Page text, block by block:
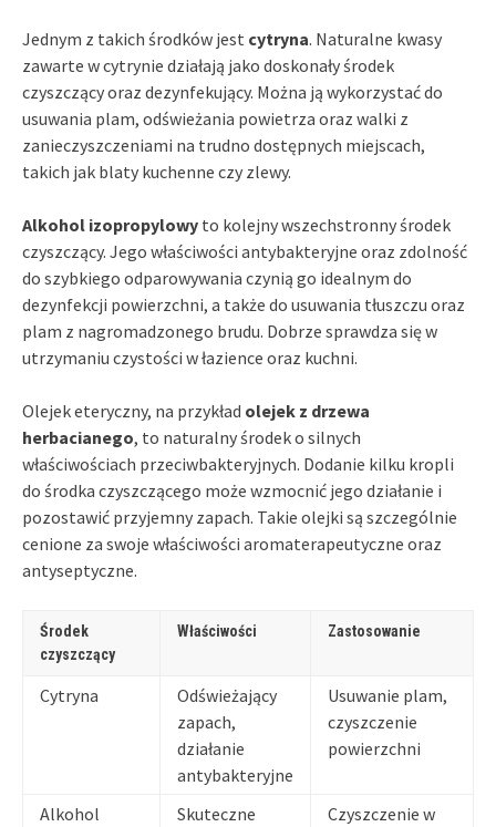
Jednym z takich środków jest cytryna. Naturalne kwasy
zawarte w cytrynie działają jako doskonały środek
czyszczący oraz dezynfekujący. Można ją wykorzystać do
usuwania plam, odświeżania powietrza oraz walki z
zanieczyszczeniami na trudno dostępnych miejscach,
takich jak blaty kuchenne czy zlewy.
Alkohol izopropylowy to kolejny wszechstronny środek
czyszczący. Jego właściwości antybakteryjne oraz zdolność
do szybkiego odparowywania czynią go idealnym do
dezynfekcji powierzchni, a także do usuwania tłuszczu oraz
plam z nagromadzonego brudu. Dobrze sprawdza się w
utrzymaniu czystości w łazience oraz kuchni.
Olejek eteryczny, na przykład olejek z drzewa
herbacianego, to naturalny środek o silnych
właściwościach przeciwbakteryjnych. Dodanie kilku kropli
do środka czyszczącego może wzmocnić jego działanie i
pozostawić przyjemny zapach. Takie olejki są szczególnie
cenione za swoje właściwości aromaterapeutyczne oraz
antyseptyczne.
Środek
czyszczący
Właściwości Zastosowanie
Cytryna
Odświeżający
zapach,
działanie
antybakteryjne
Usuwanie plam,
czyszczenie
powierzchni
Alkohol
Skuteczne
Czyszczenie w